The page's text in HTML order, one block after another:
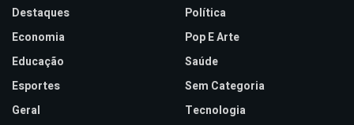
Destaques
Economia
Educação
Esportes
Geral
Política
Pop E Arte
Saúde
Sem Categoria
Tecnologia